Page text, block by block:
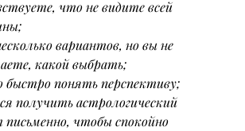
что не видите всей
вариантов, но вы не
какой выбрать;
быстро понять перспективу;
получить астрологический
чтобы спокойно